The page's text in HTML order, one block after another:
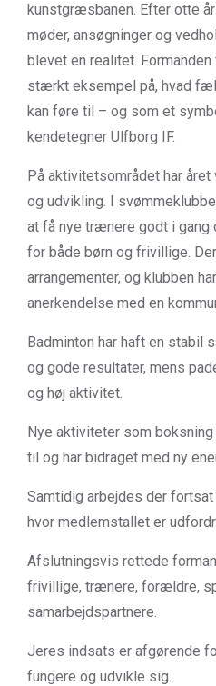
kunstgræsbanen. Efter otte
møder, ansøgninger og
blevet en realitet.
stærkt eksempel på, hvad
kan føre til – og som et
kendetegner Ulfborg IF.
På aktivitetsområdet har
og udvikling. I
at få nye trænere godt i gang
for både børn og frivillige.
arrangementer, og klubben
anerkendelse med en
Badminton har haft en stabil
og gode resultater, mens
og høj aktivitet.
Nye aktiviteter som
til og har bidraget med ny
Samtidig arbejdes der
hvor medlemstallet er
Afslutningsvis rettede
frivillige, trænere, forældre,
samarbejdspartnere.
Jeres indsats er afgørende
fungere og udvikle sig.